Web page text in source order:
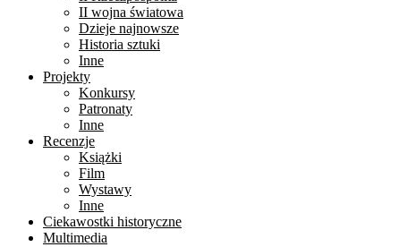
II wojna światowa
Dzieje najnowsze
Historia sztuki
Inne
Projekty
Konkursy
Patronaty
Inne
Recenzje
Książki
Film
Wystawy
Inne
Ciekawostki historyczne
Multimedia